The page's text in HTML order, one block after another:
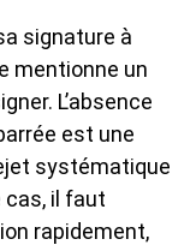
signature à
mentionne un
L’absence
est une
systématique
il faut
rapidement,